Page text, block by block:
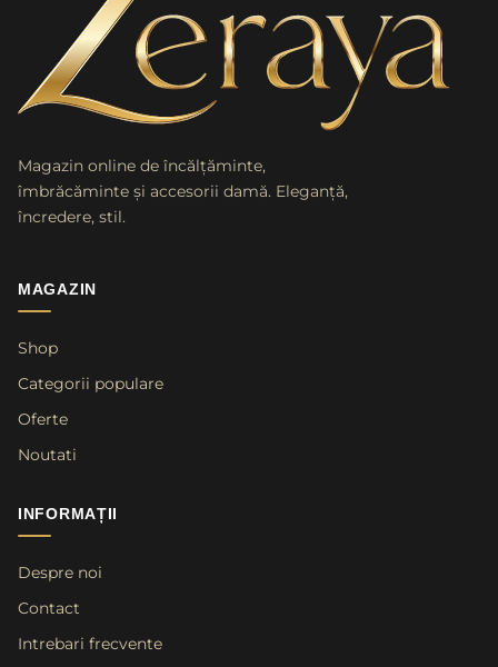
Magazin online de încălțăminte,
îmbrăcăminte și accesorii damă. Eleganță,
încredere, stil.
MAGAZIN
Shop
Categorii populare
Oferte
Noutati
INFORMAȚII
Despre noi
Contact
Intrebari frecvente